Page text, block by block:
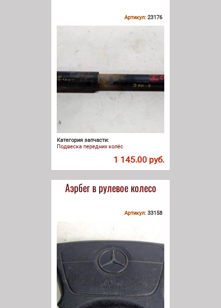
Артикул: 23176
Категория запчасти:
Подвеска передних колёс
1 145.00 руб.
Аэрбег в рулевое колесо
Артикул: 33158